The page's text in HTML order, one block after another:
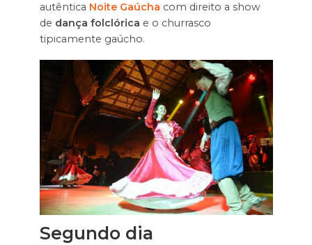
autêntica Noite Gaúcha com direito a show
de dança folclórica e o churrasco
tipicamente gaúcho.
Segundo dia